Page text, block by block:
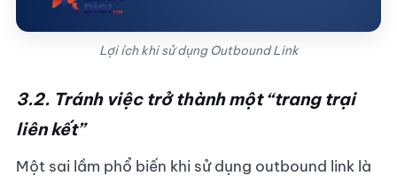
Lợi ích khi sử dụng Outbound Link
3.2. Tránh việc trở thành một “trang trại
liên kết”
Một sai lầm phổ biến khi sử dụng outbound link là